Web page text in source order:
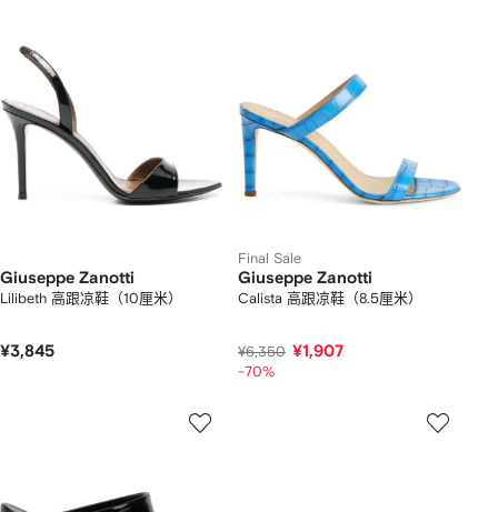
Giuseppe Zanotti
Lilibeth 高跟凉鞋（10厘米）
¥3,845
Final Sale
Giuseppe Zanotti
Calista 高跟凉鞋（8.5厘米）
¥6,350 ¥1,907
-70%